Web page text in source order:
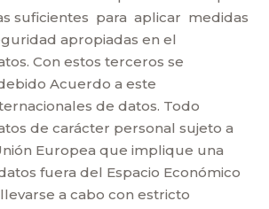
suficientes para aplicar medidas
apropiadas en el
Con estos terceros se
Acuerdo a este
de datos. Todo
de carácter personal sujeto a
Europea que implique una
fuera del Espacio Económico
a cabo con estricto